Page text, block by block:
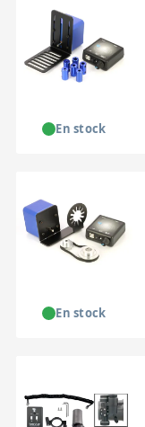
En stock
En stock